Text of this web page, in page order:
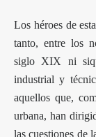
Los héroes de
tanto, entre los
siglo XIX ni
industrial y
aquellos que,
urbana, han
las cuestiones de